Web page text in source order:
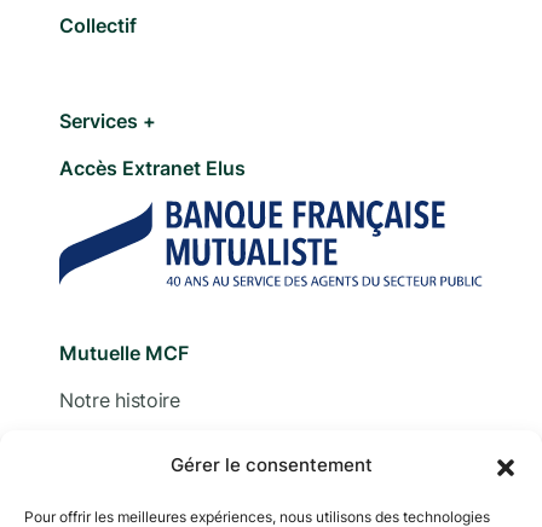
Gérer le consentement
Pour offrir les meilleures expériences, nous utilisons des technologies
Collectif
Services +
Accès Extranet Elus
Mutuelle MCF
Notre histoire